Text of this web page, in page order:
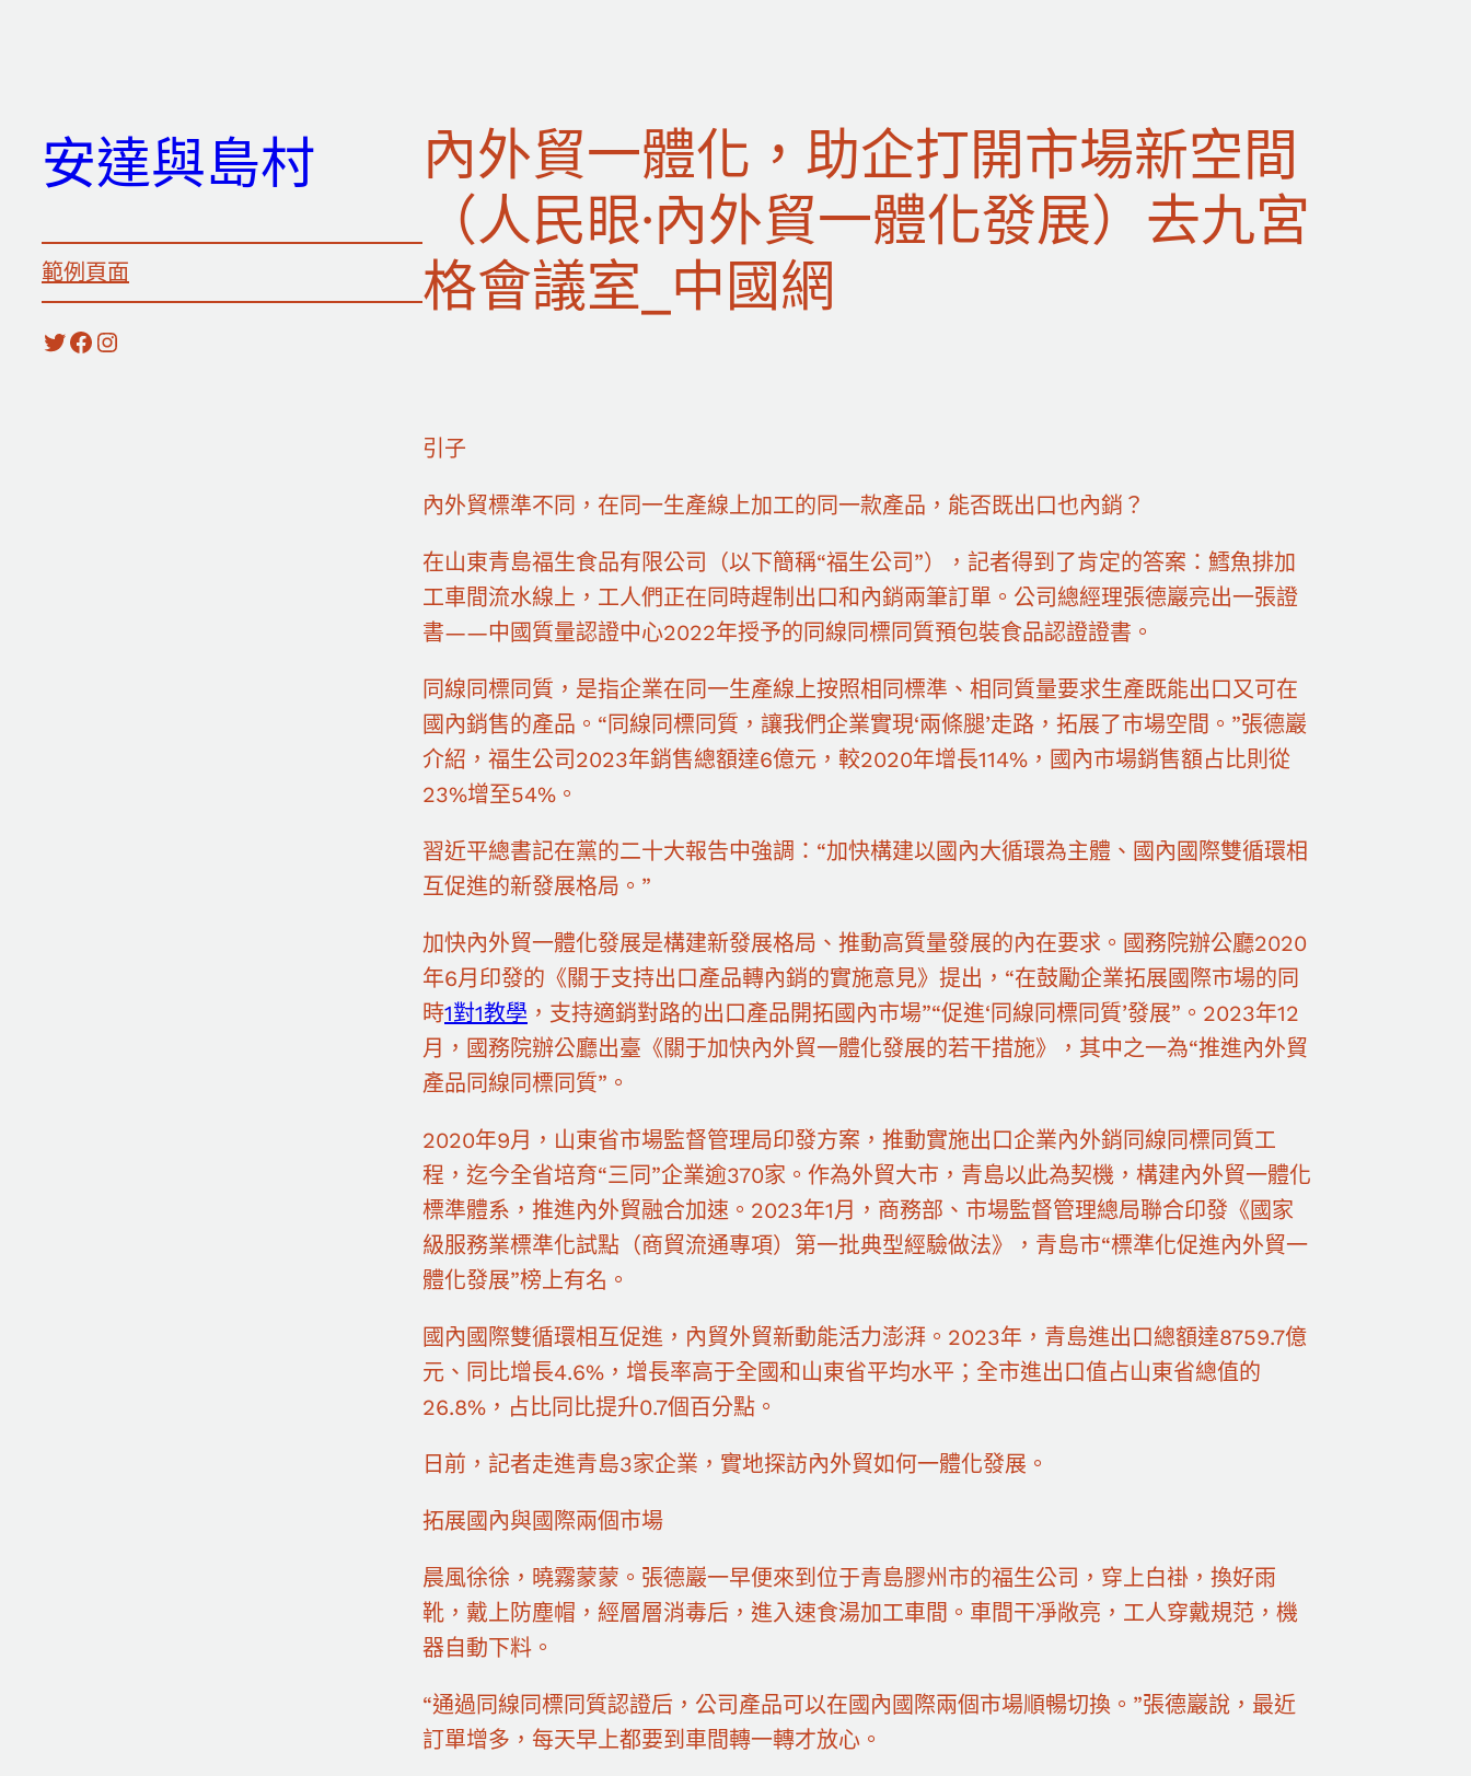
安達與島村
範例頁面
X Facebook Instagram
內外貿一體化，助企打開市場新空間
（人民眼·內外貿一體化發展）去九宮
格會議室_中國網
引子
內外貿標準不同，在同一生產線上加工的同一款產品，能否既出口也內銷？
在山東青島福生食品有限公司（以下簡稱“福生公司”），記者得到了肯定的答案：鱈魚排加
工車間流水線上，工人們正在同時趕制出口和內銷兩筆訂單。公司總經理張德巖亮出一張證
書——中國質量認證中心2022年授予的同線同標同質預包裝食品認證證書。
同線同標同質，是指企業在同一生產線上按照相同標準、相同質量要求生產既能出口又可在
國內銷售的產品。“同線同標同質，讓我們企業實現‘兩條腿’走路，拓展了市場空間。”張德巖
介紹，福生公司2023年銷售總額達6億元，較2020年增長114%，國內市場銷售額占比則從
23%增至54%。
習近平總書記在黨的二十大報告中強調：“加快構建以國內大循環為主體、國內國際雙循環相
互促進的新發展格局。”
加快內外貿一體化發展是構建新發展格局、推動高質量發展的內在要求。國務院辦公廳2020
年6月印發的《關于支持出口產品轉內銷的實施意見》提出，“在鼓勵企業拓展國際市場的同
時1對1教學 ，支持適銷對路的出口產品開拓國內市場”“促進‘同線同標同質’發展”。2023年12
月，國務院辦公廳出臺《關于加快內外貿一體化發展的若干措施》，其中之一為“推進內外貿
產品同線同標同質”。
2020年9月，山東省市場監督管理局印發方案，推動實施出口企業內外銷同線同標同質工
程，迄今全省培育“三同”企業逾370家。作為外貿大市，青島以此為契機，構建內外貿一體化
標準體系，推進內外貿融合加速。2023年1月，商務部、市場監督管理總局聯合印發《國家
級服務業標準化試點（商貿流通專項）第一批典型經驗做法》，青島市“標準化促進內外貿一
體化發展”榜上有名。
國內國際雙循環相互促進，內貿外貿新動能活力澎湃。2023年，青島進出口總額達8759.7億
元、同比增長4.6%，增長率高于全國和山東省平均水平；全市進出口值占山東省總值的
26.8%，占比同比提升0.7個百分點。
日前，記者走進青島3家企業，實地探訪內外貿如何一體化發展。
拓展國內與國際兩個市場
晨風徐徐，曉霧蒙蒙。張德巖一早便來到位于青島膠州市的福生公司，穿上白褂，換好雨
靴，戴上防塵帽，經層層消毒后，進入速食湯加工車間。車間干凈敞亮，工人穿戴規范，機
器自動下料。
“通過同線同標同質認證后，公司產品可以在國內國際兩個市場順暢切換。”張德巖說，最近
訂單增多，每天早上都要到車間轉一轉才放心。